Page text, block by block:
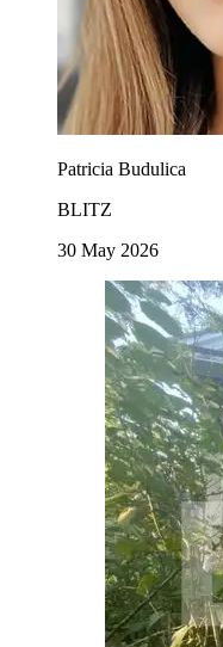
Patricia Budulica
BLITZ
30 May 2026